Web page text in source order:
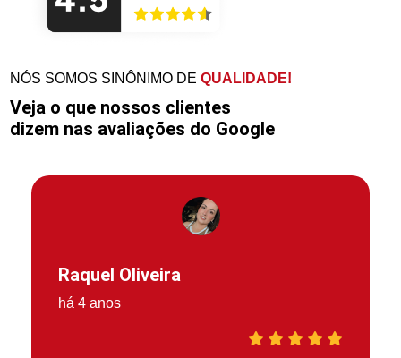
NÓS SOMOS SINÔNIMO DEQUALIDADE!
Veja o que nossos clientes
dizem nas avaliações do Google
Raquel Oliveira
há 4 anos